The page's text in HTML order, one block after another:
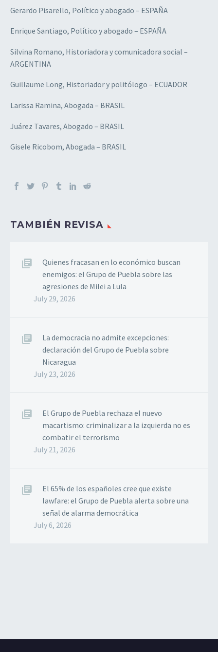
Gerardo Pisarello, Político y abogado – ESPAÑA
Enrique Santiago, Político y abogado – ESPAÑA
Silvina Romano, Historiadora y comunicadora social –
ARGENTINA
Guillaume Long, Historiador y politólogo – ECUADOR
Larissa Ramina, Abogada – BRASIL
Juárez Tavares, Abogado – BRASIL
Gisele Ricobom, Abogada – BRASIL
TAMBIÉN REVISA
Quienes fracasan en lo económico buscan
enemigos: el Grupo de Puebla sobre las
agresiones de Milei a Lula
July 29, 2026
La democracia no admite excepciones:
declaración del Grupo de Puebla sobre
Nicaragua
July 23, 2026
El Grupo de Puebla rechaza el nuevo
macartismo: criminalizar a la izquierda no es
combatir el terrorismo
July 21, 2026
El 65% de los españoles cree que existe
lawfare: el Grupo de Puebla alerta sobre una
señal de alarma democrática
July 6, 2026